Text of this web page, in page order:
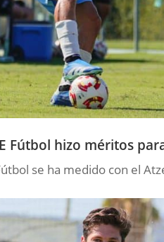
Fútbol hizo méritos
se ha medido con el